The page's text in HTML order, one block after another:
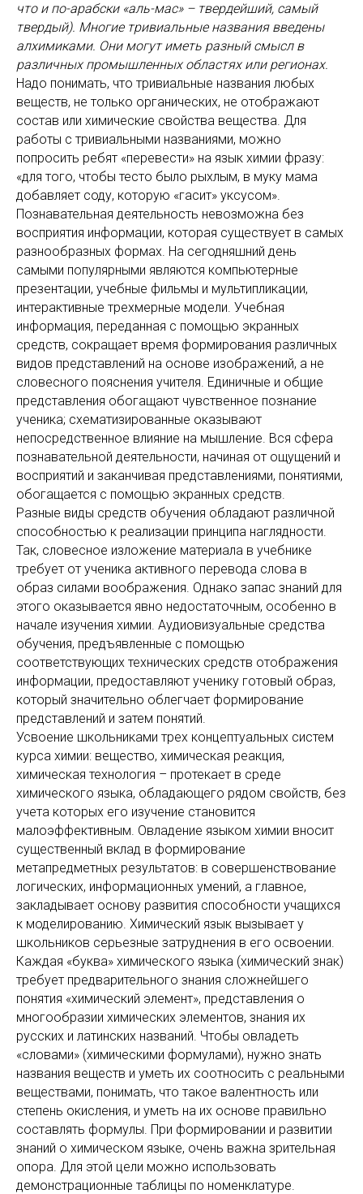
что и по-арабски «аль-мас» – твердейший, самый
твердый). Многие тривиальные названия введены
алхимиками. Они могут иметь разный смысл в
различных промышленных областях или регионах.
Надо понимать, что тривиальные названия любых
веществ, не только органических, не отображают
состав или химические свойства вещества. Для
работы с тривиальными названиями, можно
попросить ребят «перевести» на язык химии фразу:
«для того, чтобы тесто было рыхлым, в муку мама
добавляет соду, которую «гасит» уксусом».
Познавательная деятельность невозможна без
восприятия информации, которая существует в самых
разнообразных формах. На сегодняшний день
самыми популярными являются компьютерные
презентации, учебные фильмы и мультипликации,
интерактивные трехмерные модели. Учебная
информация, переданная с помощью экранных
средств, сокращает время формирования различных
видов представлений на основе изображений, а не
словесного пояснения учителя. Единичные и общие
представления обогащают чувственное познание
ученика; схематизированные оказывают
непосредственное влияние на мышление. Вся сфера
познавательной деятельности, начиная от ощущений и
восприятий и заканчивая представлениями, понятиями,
обогащается с помощью экранных средств.
Разные виды средств обучения обладают различной
способностью к реализации принципа наглядности.
Так, словесное изложение материала в учебнике
требует от ученика активного перевода слова в
образ силами воображения. Однако запас знаний для
этого оказывается явно недостаточным, особенно в
начале изучения химии. Аудиовизуальные средства
обучения, предъявленные с помощью
соответствующих технических средств отображения
информации, предоставляют ученику готовый образ,
который значительно облегчает формирование
представлений и затем понятий.
Усвоение школьниками трех концептуальных систем
курса химии: вещество, химическая реакция,
химическая технология – протекает в среде
химического языка, обладающего рядом свойств, без
учета которых его изучение становится
малоэффективным. Овладение языком химии вносит
существенный вклад в формирование
метапредметных результатов: в совершенствование
логических, информационных умений, а главное,
закладывает основу развития способности учащихся
к моделированию. Химический язык вызывает у
школьников серьезные затруднения в его освоении.
Каждая «буква» химического языка (химический знак)
требует предварительного знания сложнейшего
понятия «химический элемент», представления о
многообразии химических элементов, знания их
русских и латинских названий. Чтобы овладеть
«словами» (химическими формулами), нужно знать
названия веществ и уметь их соотносить с реальными
веществами, понимать, что такое валентность или
степень окисления, и уметь на их основе правильно
составлять формулы. При формировании и развитии
знаний о химическом языке, очень важна зрительная
опора. Для этой цели можно использовать
демонстрационные таблицы по номенклатуре.